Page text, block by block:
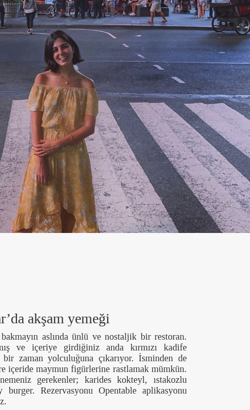
akşam yemeği
aslında ünlü ve nostaljik bir restoran.
ve içeriye girdiğiniz anda kırmızı kadife
zaman yolculuğuna çıkarıyor. İsminden de
içeride maymun figürlerine rastlamak mümkün.
gerekenler; karides kokteyl, ıstakozlu
Rezervasyonu Opentable aplikasyonu